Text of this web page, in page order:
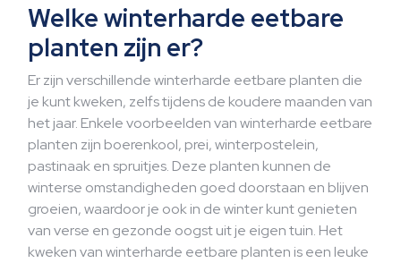
Welke winterharde eetbare
planten zijn er?
Er zijn verschillende winterharde eetbare planten die
je kunt kweken, zelfs tijdens de koudere maanden van
het jaar. Enkele voorbeelden van winterharde eetbare
planten zijn boerenkool, prei, winterpostelein,
pastinaak en spruitjes. Deze planten kunnen de
winterse omstandigheden goed doorstaan en blijven
groeien, waardoor je ook in de winter kunt genieten
van verse en gezonde oogst uit je eigen tuin. Het
kweken van winterharde eetbare planten is een leuke